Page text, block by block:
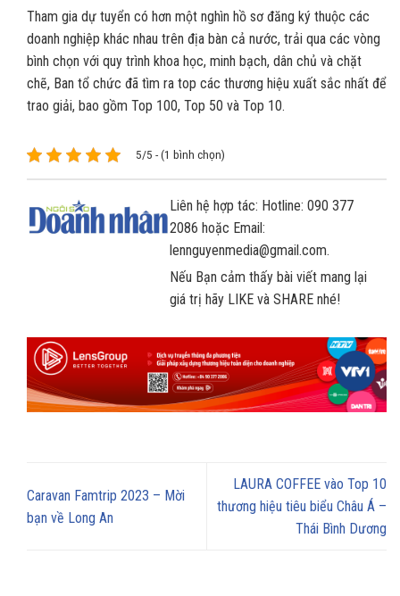
Tham gia dự tuyển có hơn một nghìn hồ sơ đăng ký thuộc các
doanh nghiệp khác nhau trên địa bàn cả nước, trải qua các vòng
bình chọn với quy trình khoa học, minh bạch, dân chủ và chặt
chẽ, Ban tổ chức đã tìm ra top các thương hiệu xuất sắc nhất để
trao giải, bao gồm Top 100, Top 50 và Top 10.
5/5 - (1 bình chọn)
Liên hệ hợp tác: Hotline: 090 377
2086 hoặc Email:
lennguyenmedia@gmail.com.
Nếu Bạn cảm thấy bài viết mang lại
giá trị hãy LIKE và SHARE nhé!
Caravan Famtrip 2023 – Mời
bạn về Long An
LAURA COFFEE vào Top 10
thương hiệu tiêu biểu Châu Á –
Thái Bình Dương